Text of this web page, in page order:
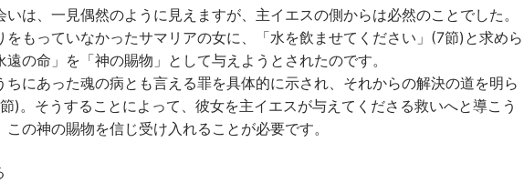
は、一見偶然のように見えますが、主イエスの側からは必然のことでした。
もっていなかったサマリアの女に、「水を飲ませてください」(7節)と求めら
の命」を「神の賜物」として与えようとされたのです。
にあった魂の病とも言える罪を具体的に示され、それからの解決の道を明ら
)。そうすることによって、彼女を主イエスが与えてくださる救いへと導こう
の神の賜物を信じ受け入れることが必要です。